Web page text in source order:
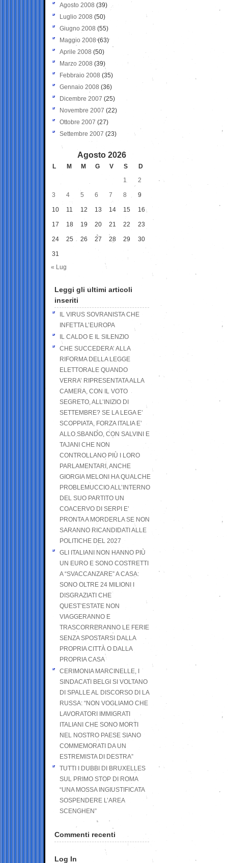
Agosto 2008 (39)
Luglio 2008 (50)
Giugno 2008 (55)
Maggio 2008(63)
Aprile 2008 (50)
Marzo 2008 (39)
Febbraio 2008 (35)
Gennaio 2008 (36)
Dicembre 2007 (25)
Novembre 2007 (22)
Ottobre 2007 (27)
Settembre 2007 (23)
Agosto 2026
L M M G V S
D
1
2
3 4 5 6 7 8 9
10 11 12 13 14 15 16
17 18 19 20 21 22 23
24 25 26 27 28 29 30
31
« Lug
Leggi gli ultimi articoli
inseriti
IL VIRUS SOVRANISTA CHE
INFETTA L’EUROPA
IL CALDO E IL SILENZIO
CHE SUCCEDERA’ ALLA
RIFORMA DELLA LEGGE
ELETTORALE QUANDO
VERRA’ RIPRESENTATA ALLA
CAMERA, CON IL VOTO
SEGRETO, ALL’INIZIO DI
SETTEMBRE? SE LA LEGA E’
SCOPPIATA, FORZA ITALIA E’
ALLO SBANDO, CON SALVINI E
TAJANI CHE NON
CONTROLLANO PIÙ I LORO
PARLAMENTARI, ANCHE
GIORGIA MELONI HA QUALCHE
PROBLEMUCCIO ALL’INTERNO
DEL SUO PARTITO UN
COACERVO DI SERPI E’
PRONTA A MORDERLA SE NON
SARANNO RICANDIDATI ALLE
POLITICHE DEL 2027
GLI ITALIANI NON HANNO PIÙ
UN EURO E SONO COSTRETTI
A “SVACCANZARE” A CASA:
SONO OLTRE 24 MILIONI I
DISGRAZIATI CHE
QUEST’ESTATE NON
VIAGGERANNO E
TRASCORRERANNO LE FERIE
SENZA SPOSTARSI DALLA
PROPRIA CITTÀ O DALLA
PROPRIA CASA
CERIMONIA MARCINELLE, I
SINDACATI BELGI SI VOLTANO
DI SPALLE AL DISCORSO DI LA
RUSSA: “NON VOGLIAMO CHE
LAVORATORI IMMIGRATI
ITALIANI CHE SONO MORTI
NEL NOSTRO PAESE SIANO
COMMEMORATI DA UN
ESTREMISTA DI DESTRA”
TUTTI I DUBBI DI BRUXELLES
SUL PRIMO STOP DI ROMA
“UNA MOSSA INGIUSTIFICATA
SOSPENDERE L’AREA
SCENGHEN”
Commenti recenti
Log In